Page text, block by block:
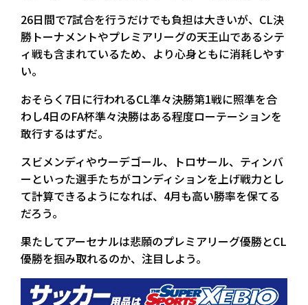
26日間で7試合を行うだけでも負担は大きいが、CL決
勝トーナメントやプレミアリーグの天王山であるシテ
ィ戦も含まれているため、より心身ともに消耗しやす
い。
おそらく7日に行われるCL準々決勝第1戦に照準を合
わし4日のFA杯準々決勝はある程度ローテーションを
敢行するはずだ。
スビメンディやウーデゴール、トロサール、ティンバ
ーといった選手たちがコンディションを上げ戦力とし
て計算できるようになれば、4月も高い勝率を保てる
だろう。
果たしてアーセナルは悲願のプレミアリーグ優勝とCL
優勝を掴み取れるのか、注目しよう。